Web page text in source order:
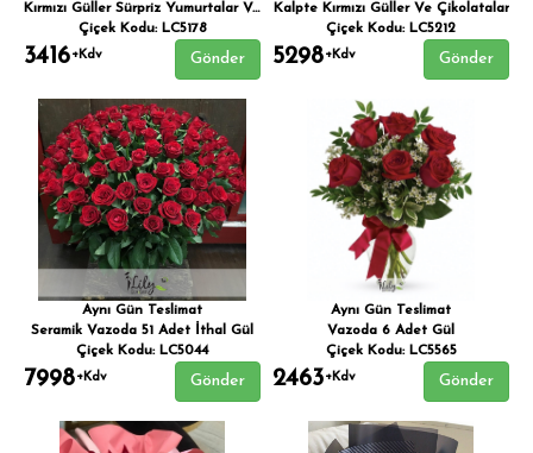
Kırmızı Güller Sürpriz Yumurtalar Ve Şirin Ayıcıklar
Çiçek Kodu: LC5178
3416+Kdv Gönder
Kalpte Kırmızı Güller Ve Çikolatalar
Çiçek Kodu: LC5212
5298+Kdv Gönder
Aynı Gün Teslimat
Seramik Vazoda 51 Adet İthal Gül
Çiçek Kodu: LC5044
7998+Kdv Gönder
Aynı Gün Teslimat
Vazoda 6 Adet Gül
Çiçek Kodu: LC5565
2463+Kdv Gönder